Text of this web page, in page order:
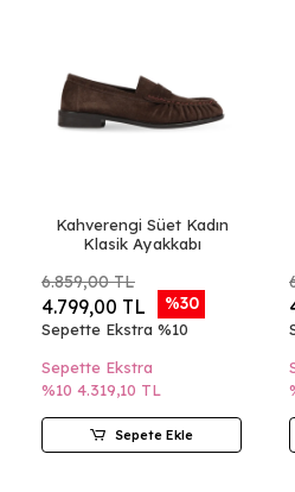
Kahverengi Süet Kadın
Klasik Ayakkabı
6.859,00 TL
4.799,00 TL %30
Sepette Ekstra %10
Sepette Ekstra
%10 4.319,10 TL
Sepete Ekle